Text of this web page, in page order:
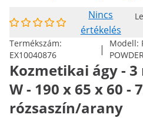
Nincs
értékelés
Termékszám:
EX10040876
| Modell:
Kozmetikai ágy -
W - 190 x 65 x 60 -
rózsaszín/arany